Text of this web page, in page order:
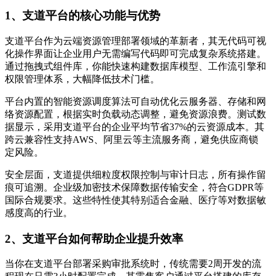
1、支道平台的核心功能与优势
支道平台作为云端资源管理部署领域的革新者，其无代码可视
化操作界面让企业用户无需编写代码即可完成复杂系统搭建。
通过拖拽式组件库，你能快速构建数据库模型、工作流引擎和
权限管理体系，大幅降低技术门槛。
平台内置的智能资源调度算法可自动优化云服务器、存储和网
络资源配置，根据实时负载动态调整，避免资源浪费。测试数
据显示，采用支道平台的企业平均节省37%的云资源成本。其
跨云兼容性支持AWS、阿里云等主流服务商，避免供应商锁
定风险。
安全层面，支道提供细粒度权限控制与审计日志，所有操作留
痕可追溯。企业级加密技术保障数据传输安全，符合GDPR等
国际合规要求。这些特性使其特别适合金融、医疗等对数据敏
感度高的行业。
2、支道平台如何帮助企业提升效率
当你在支道平台部署采购审批系统时，传统需要2周开发的流